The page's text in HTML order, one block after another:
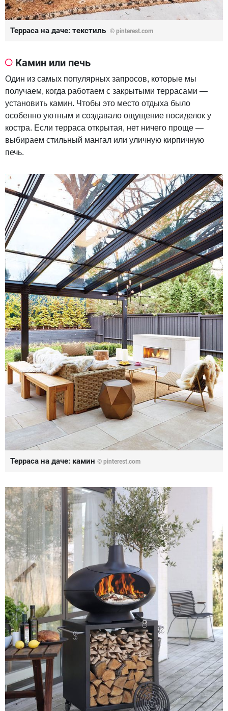
Терраса на даче: текстиль © pinterest.com
Камин или печь
Один из самых популярных запросов, которые мы
получаем, когда работаем с закрытыми террасами —
установить камин. Чтобы это место отдыха было
особенно уютным и создавало ощущение посиделок у
костра. Если терраса открытая, нет ничего проще —
выбираем стильный мангал или уличную кирпичную
печь.
Терраса на даче: камин © pinterest.com